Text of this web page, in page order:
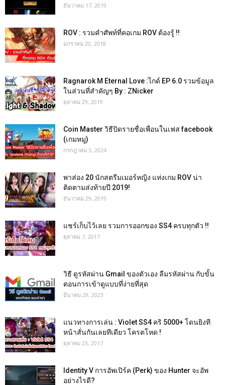
ธันวาคม 17, 2019
ROV : รวมคำศัพท์ที่คอเกม ROV ต้องรู้ !!
มกราคม 20, 2018
Ragnarok M Eternal Love :ไกด์ EP 6.0 รวมข้อมูล
ในส่วนที่สำคัญๆ By : ZNicker
ตุลาคม 29, 2019
Coin Master วิธีปิดรายชื่อเพื่อนในเฟส facebook
(เกมหมู)
กรกฎาคม 3, 2024
พาส่อง 20 นักสตรีมเมอร์หญิง แห่งเกม ROV น่า
ติดตามส่งท้ายปี 2019!
ธันวาคม 29, 2019
แชร์เก็บไว้เลย รวมการออกของ SS4 ครบทุกตัว !!
ตุลาคม 7, 2017
วิธี ดูรหัสผ่าน Gmail ของตัวเอง ลืมรหัสผ่าน กับขั้น
ตอนการเข้าดูแบบที่ง่ายที่สุด
มีนาคม 29, 2023
แนวทางการเล่น : Violet SS4 คริ 5000+ โดนยิงที
หน้าสั่นกันเลยทีเดียว โครตโหด !
ตุลาคม 23, 2017
Identity V การอัพเปิร์ค (Perk) ของ Hunter จะอัพ
อย่างไรดี?